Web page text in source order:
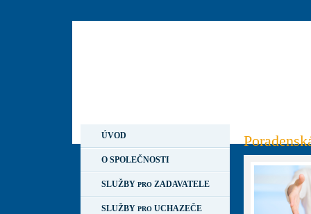
ÚVOD
O SPOLEČNOSTI
SLUŽBY PRO ZADAVATELE
SLUŽBY PRO UCHAZEČE